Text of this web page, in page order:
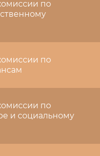
по
по
по
и социальному